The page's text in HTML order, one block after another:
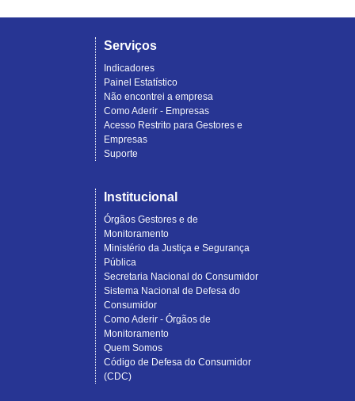
Serviços
Indicadores
Painel Estatístico
Não encontrei a empresa
Como Aderir - Empresas
Acesso Restrito para Gestores e
Empresas
Suporte
Institucional
Órgãos Gestores e de
Monitoramento
Ministério da Justiça e Segurança
Pública
Secretaria Nacional do Consumidor
Sistema Nacional de Defesa do
Consumidor
Como Aderir - Órgãos de
Monitoramento
Quem Somos
Código de Defesa do Consumidor
(CDC)